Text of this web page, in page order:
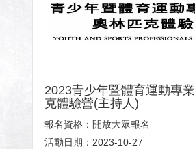
2023青少年暨體育運動專
克體驗營(主持人)
報名資格：開放大眾報名
活動日期：2023-10-27